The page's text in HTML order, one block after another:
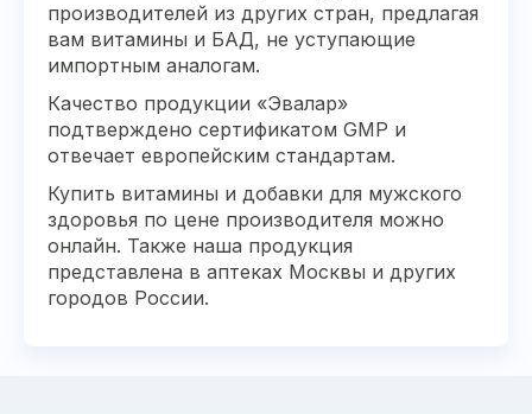
производителей из других стран, предлагая
вам витамины и БАД, не уступающие
импортным аналогам.
Качество продукции «Эвалар»
подтверждено сертификатом GMP и
отвечает европейским стандартам.
Купить витамины и добавки для мужского
здоровья по цене производителя можно
онлайн. Также наша продукция
представлена в аптеках Москвы и других
городов России.